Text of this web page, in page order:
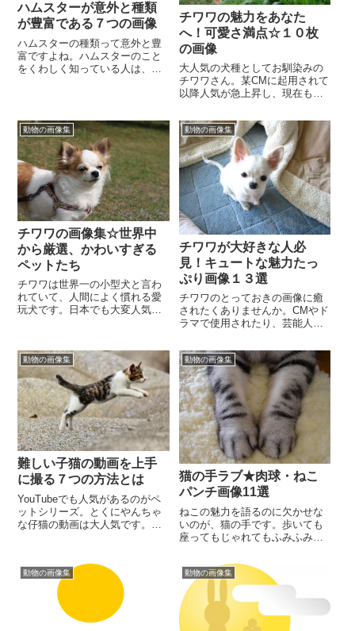
ハムスターが意外と種類
が豊富である７つの画像
ハムスターの種類って意外と豊
富ですよね。ハムスターのこと
をくわしく知っている人は、い
チワワの魅力をあなた
へ！可愛さ満点☆１０枚
の画像
大人気の犬種としてお馴染みの
チワワさん。某CMに起用されて
以降人気が急上昇し、現在も
位にランクインしつづけていま
す。愛らしいお姿を見...
動物の画像集
チワワの画像集☆世界中
から厳選、かわいすぎる
ペットたち
チワワは世界一の小型犬と言わ
れていて、人間によく慣れる愛
玩犬です。日本でも大変人気の
標準サイズ...
動物の画像集
チワワが大好きな人必
見！キュートな魅力たっ
ぷり画像１３選
チワワのとっておきの画像に癒
されたくありませんか。CMやド
ラマで使用されたり、芸能人が
りました。室内犬として人気の
犬種だけあり、体調...
動物の画像集
難しい子猫の動画を上手
に撮る７つの方法とは
YouTubeでも人気があるのがペ
ットシリーズ。とくにやんちゃ
な仔猫の動画は大人気です。う
撮る飼い主も多...
動物の画像集
猫の手ラブ★肉球・ねこ
パンチ画像11選
ねこの魅力を語るのに欠かせな
いのが、猫の手です。歩いても
座ってもじゃれてもふみふみし
かわいい猫の手！猫の手につい
ているかわいい肉球は...
動物の画像集 動物の画像集